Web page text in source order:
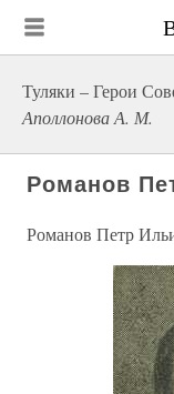
Туляки – Герои
Аполлонова А. М.
Романов
Романов Петр